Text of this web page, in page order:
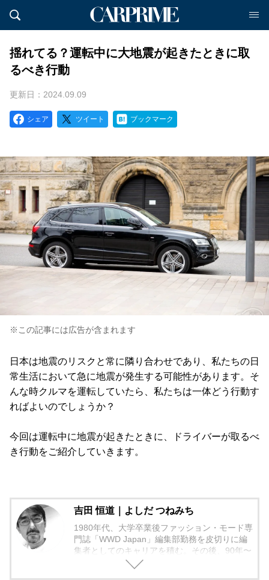
揺れてる？運転中に大地震が起きたときに取
るべき行動
更新日：2024.09.09
シェア ツイート ブックマーク
※この記事には広告が含まれます
日本は地震のリスクと常に隣り合わせであり、私たちの日
常生活において急に地震が発生する可能性があります。そ
んな時クルマを運転していたら、私たちは一体どう行動す
ればよいのでしょうか？
今回は運転中に地震が起きたときに、ドライバーが取るべ
き行動をご紹介していきます。
吉田 恒道｜よしだ つねみち
1980年代、大学卒業後ファッション・モード専
門誌「WWD Japan」編集部勤務を皮切りに編
集者としてのキャリアを積む。その後、90年〜
2000年代、中堅出版社ダイヤモンド社の自動車